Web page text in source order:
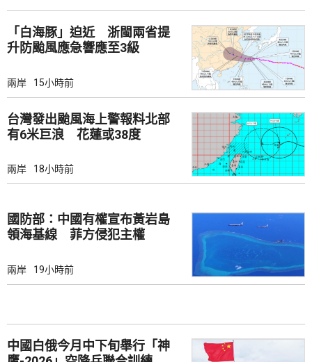
「白海豚」迫近 浙閩兩省提
升防颱風應急響應至3級
兩岸 15小時前
台灣發出颱風海上警報料北部
有6米巨浪 花蓮或38度
兩岸 18小時前
國防部：中國有權宣布黃岩島
領海基線 菲方侵犯主權
兩岸 19小時前
中國白俄今月中下旬舉行「神